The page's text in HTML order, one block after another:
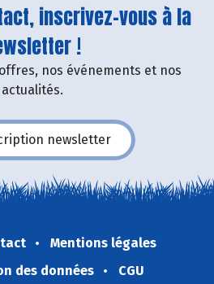
inscrivez-vous à la
!
nos événements et nos
actualités.
newsletter
Mentions légales
des données
CGU